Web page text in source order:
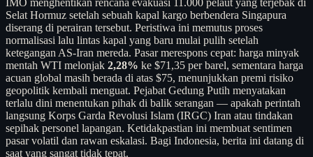
Selat Hormuz setelah sebuah kapal kargo berbendera Singapura
diserang di perairan tersebut. Peristiwa ini memutus proses
normalisasi lalu lintas kapal yang baru mulai pulih setelah
ketegangan AS-Iran mereda. Pasar merespons cepat: harga minyak
mentah WTI melonjak 2,28% ke $71,35 per barel, sementara harga
acuan global masih berada di atas $75, menunjukkan premi risiko
geopolitik kembali menguat. Pejabat Gedung Putih menyatakan
terlalu dini menentukan pihak di balik serangan — apakah perintah
langsung Korps Garda Revolusi Islam (IRGC) Iran atau tindakan
sepihak personel lapangan. Ketidakpastian ini membuat sentimen
pasar volatil dan rawan eskalasi. Bagi Indonesia, berita ini datang di
saat yang sangat tidak tepat.